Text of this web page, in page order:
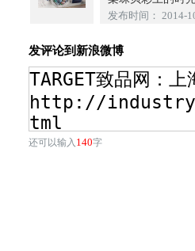
发布时间： 2014-
发评论到新浪微博
还可以输入 140字